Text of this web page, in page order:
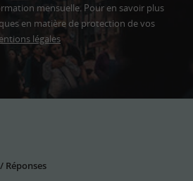
mensuelle. Pour en savoir plus
en matière de protection de vos
légales
Réponses